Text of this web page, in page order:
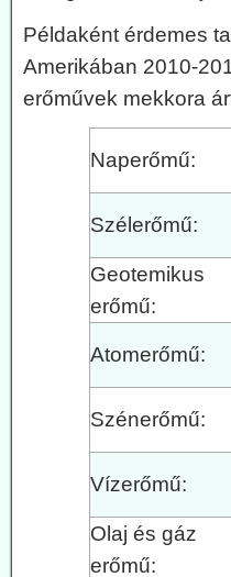
Példaként érdemes
Amerikában 2010-
erőművek mekkora
Naperőmű:
Szélerőmű:
Geotemikus
erőmű:
Atomerőmű:
Szénerőmű:
Vízerőmű:
Olaj és gáz
erőmű: